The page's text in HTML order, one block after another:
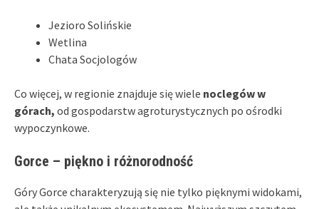
Jezioro Solińskie
Wetlina
Chata Socjologów
Co więcej, w regionie znajduje się wiele noclegów w
górach, od gospodarstw agroturystycznych po ośrodki
wypoczynkowe.
Gorce – piękno i różnorodność
Góry Gorce charakteryzują się nie tylko pięknymi widokami,